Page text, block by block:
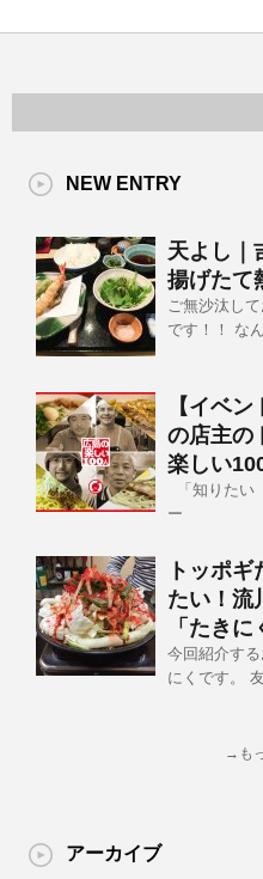
NEW ENTRY
天よし｜
揚げたて
ご無沙汰し
です！！ な
【イベ
の店主の
楽しい
「知りた
ー
トッポ
たい！流
「たきに
今回紹介す
にくです。
→も
アーカイブ